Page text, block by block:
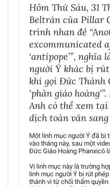
Hôm Thứ Sáu, 31
Beltrán của Pillar
trình nhan đề
excommunicated
‘antipope’”, nghĩa
người Ý khác bị
khi gọi Đức Thánh
'phản giáo
Anh có thể xem tại
dịch toàn văn
Một linh mục người Ý đã bị
vào tháng này, sau một
Đức Giáo Hoàng Phanxicô
Vị linh mục này là trường
linh mục người Ý bị rút
thánh vì từ chối thẩm